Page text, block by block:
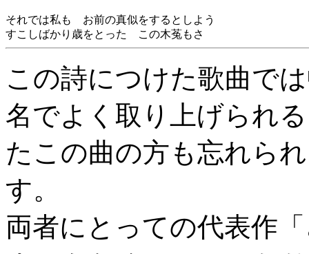
それでは私も お前の真似をするとしよう
すこしばかり歳をとった この木菟もさ
この詩につけた歌曲で
名でよく取り上げられ
たこの曲の方も忘れら
す。
両者にとっての代表作